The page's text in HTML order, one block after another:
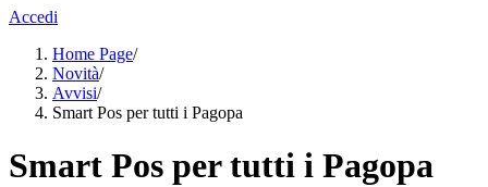
Accedi
Home Page/
Novità/
Avvisi/
Smart Pos per tutti i Pagopa
Smart Pos per tutti i Pagopa